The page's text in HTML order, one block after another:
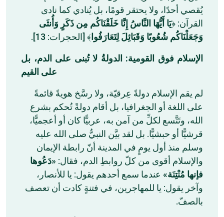
يُقصي أحدًا، ولا يحتقر قومًا، بل يُنادي كما نادى
القرآن: ﴿يَا أَيُّهَا النَّاسُ إِنَّا خَلَقْنَاكُم مِن ذَكَرٍ وَأُنثَى
وَجَعَلْنَاكُم شُعُوبًا وَقَبَائِلَ لِتَعَارَفُوا ﴾ [الحجرات: 13].
الإسلام فوق القومية: الدولةُ لا تُبنى على الدم، بل
على القيم
لم يقم الإسلام دولةً عِرقيّة، ولا رسَّخ هويةً قائمةً
على اللغة أو الجغرافيا، بل أقام دولةً تُحكم بشرع
الله، وتَتَّسع لكلِّ من آمن به، عربيًّا كان أو أعجميًّا،
قرشيًّا أو حبشيًّا. بل لقد بيَّن النبيُّ صلى الله عليه
وسلم منذ أول يومٍ في المدينة أنّ رابطة الإيمان
والإسلام أقوى من كلّ روابطِ الدم، فقال: «دَعُوها
فإنها مُنْتِنَة» عندما سمع أحدهم يقول: يا للأنصار،
وآخر يقول: يا للمهاجرين، في فتنةٍ كادت أن تعصف
بالصفّ.